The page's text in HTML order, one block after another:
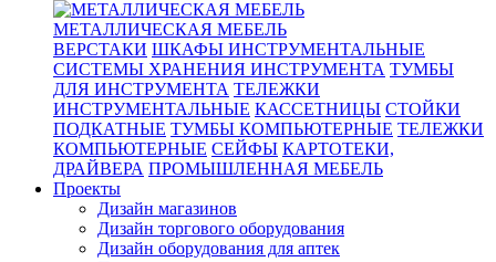
МЕТАЛЛИЧЕСКАЯ МЕБЕЛЬ
ВЕРСТАКИ ШКАФЫ ИНСТРУМЕНТАЛЬНЫЕ
СИСТЕМЫ ХРАНЕНИЯ ИНСТРУМЕНТА ТУМБЫ
ДЛЯ ИНСТРУМЕНТА ТЕЛЕЖКИ
ИНСТРУМЕНТАЛЬНЫЕ КАССЕТНИЦЫ СТОЙКИ
ПОДКАТНЫЕ ТУМБЫ КОМПЬЮТЕРНЫЕ ТЕЛЕЖКИ
КОМПЬЮТЕРНЫЕ СЕЙФЫ КАРТОТЕКИ,
ДРАЙВЕРА ПРОМЫШЛЕННАЯ МЕБЕЛЬ
Проекты
Дизайн магазинов
Дизайн торгового оборудования
Дизайн оборудования для аптек